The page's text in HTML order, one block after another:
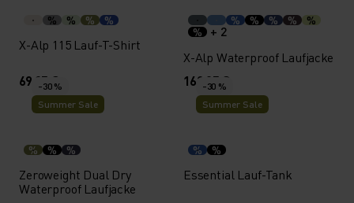
% % % %
X-Alp 115 Lauf-T-Shirt
69,95 €
% % % %
%
%
+ 2
X-Alp Waterproof Laufjacke
169,95 €
-30 %
Summer Sale
% % %
Zeroweight Dual Dry
Waterproof Laufjacke
-30 %
Summer Sale
% %
Essential Lauf-Tank